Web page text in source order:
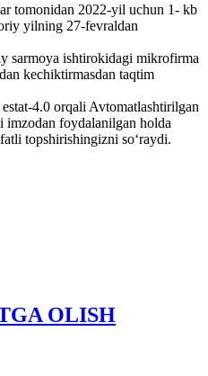
tomonidan 2022-yil uchun 1- kb
yilning 27-fevraldan
sarmoya ishtirokidagi mikrofirma
kechiktirmasdan taqtim
4.0 orqali Avtomatlashtirilgan
imzodan foydalanilgan holda
topshirishingizni so‘raydi.
OLISH